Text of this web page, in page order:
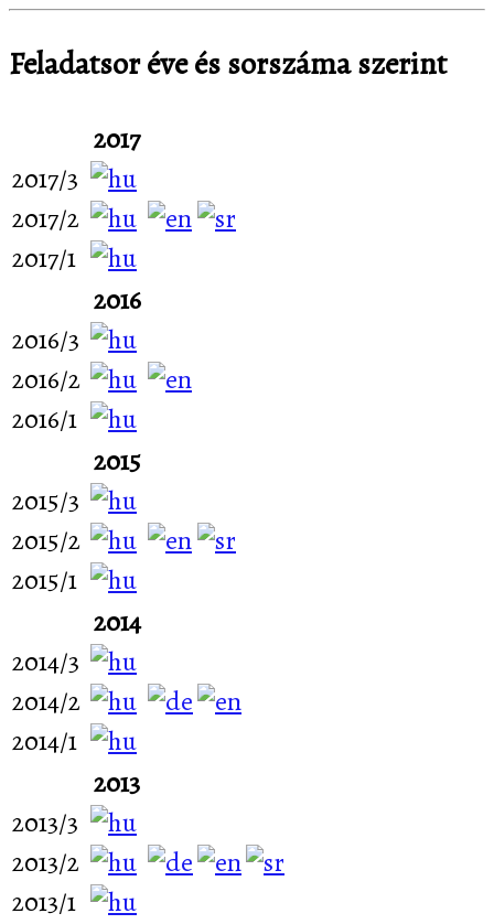
Feladatsor éve és sorszáma szerint
2017
2017/3
2017/2
2017/1
2016
2016/3
2016/2
2016/1
2015
2015/3
2015/2
2015/1
2014
2014/3
2014/2
2014/1
2013
2013/3
2013/2
2013/1